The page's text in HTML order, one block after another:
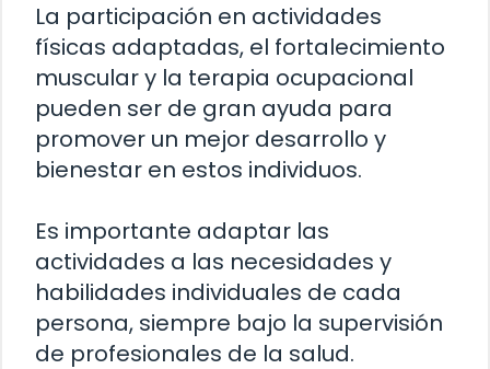
La participación en actividades
físicas adaptadas, el fortalecimiento
muscular y la terapia ocupacional
pueden ser de gran ayuda para
promover un mejor desarrollo y
bienestar en estos individuos.
Es importante adaptar las
actividades a las necesidades y
habilidades individuales de cada
persona, siempre bajo la supervisión
de profesionales de la salud.